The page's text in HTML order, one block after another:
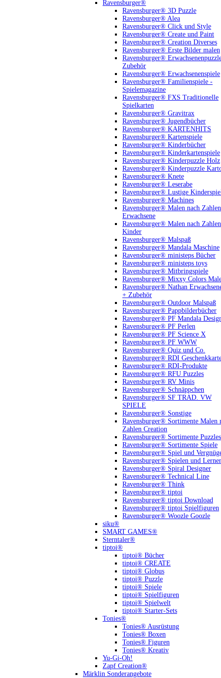
Ravensburger®
Ravensburger® 3D Puzzle
Ravensburger® Alea
Ravensburger® Click und Style
Ravensburger® Create und Paint
Ravensburger® Creation Diverses
Ravensburger® Erste Bilder malen
Ravensburger®
Zubehör
Ravensburger® Erwachsenenspiele
Ravensburger® Familienspiele -
Spielemagazine
Ravensburger® FXS Traditionelle
Spielkarten
Ravensburger® Gravitrax
Ravensburger® Jugendbücher
Ravensburger® KARTENHITS
Ravensburger® Kartenspiele
Ravensburger® Kinderbücher
Ravensburger® Kinderkartenspiele
Ravensburger® Kinderpuzzle Holz
Ravensburger® Kinderpuzzle
Ravensburger® Knete
Ravensburger® Leserabe
Ravensburger® Lustige
Ravensburger® Machines
Ravensburger® Malen nach Zahlen
Erwachsene
Ravensburger® Malen nach Zahlen
Kinder
Ravensburger® Malspaß
Ravensburger® Mandala Maschine
Ravensburger® ministeps Bücher
Ravensburger® ministeps toys
Ravensburger® Mitbringspiele
Ravensburger® Mixxy Colors
Ravensburger® Nathan
+ Zubehör
Ravensburger® Outdoor Malspaß
Ravensburger® Pappbilderbücher
Ravensburger® PF Mandala
Ravensburger® PF Perlen
Ravensburger® PF Science X
Ravensburger® PF WWW
Ravensburger® Quiz und Co.
Ravensburger® RDI
Ravensburger® RDI-Produkte
Ravensburger® RFU Puzzles
Ravensburger® RV Minis
Ravensburger® Schnäppchen
Ravensburger® SF TRAD. VW
SPIELE
Ravensburger® Sonstige
Ravensburger® Sortimente Malen
Zahlen Creation
Ravensburger® Sortimente Puzzles
Ravensburger® Sortimente Spiele
Ravensburger® Spiel und
Ravensburger® Spielen und
Ravensburger® Spiral Designer
Ravensburger® Technical Line
Ravensburger® Think
Ravensburger® tiptoi
Ravensburger® tiptoi Download
Ravensburger® tiptoi Spielfiguren
Ravensburger® Woozle Goozle
siku®
SMART GAMES®
Sterntaler®
tiptoi®
tiptoi® Bücher
tiptoi® CREATE
tiptoi® Globus
tiptoi® Puzzle
tiptoi® Spiele
tiptoi® Spielfiguren
tiptoi® Spielwelt
tiptoi® Starter-Sets
Tonies®
Tonies® Ausrüstung
Tonies® Boxen
Tonies® Figuren
Tonies® Kreativ
Yu-Gi-Oh!
Zapf Creation®
Märklin Sonderangebote